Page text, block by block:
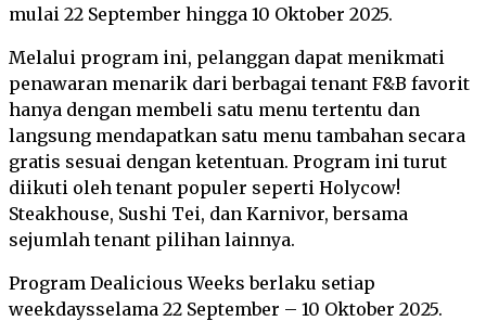
mulai 22 September hingga 10 Oktober 2025.
Melalui program ini, pelanggan dapat menikmati
penawaran menarik dari berbagai tenant F&B favorit
hanya dengan membeli satu menu tertentu dan
langsung mendapatkan satu menu tambahan secara
gratis sesuai dengan ketentuan. Program ini turut
diikuti oleh tenant populer seperti Holycow!
Steakhouse, Sushi Tei, dan Karnivor, bersama
sejumlah tenant pilihan lainnya.
Program Dealicious Weeks berlaku setiap
weekdaysselama 22 September – 10 Oktober 2025.